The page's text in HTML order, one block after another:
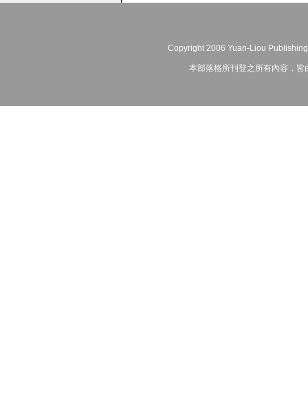
Copyright 2006 Yuan-Liou
本部落格所刊登之所有內容，